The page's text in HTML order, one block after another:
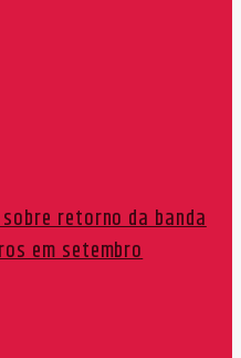
retorno da banda
em setembro